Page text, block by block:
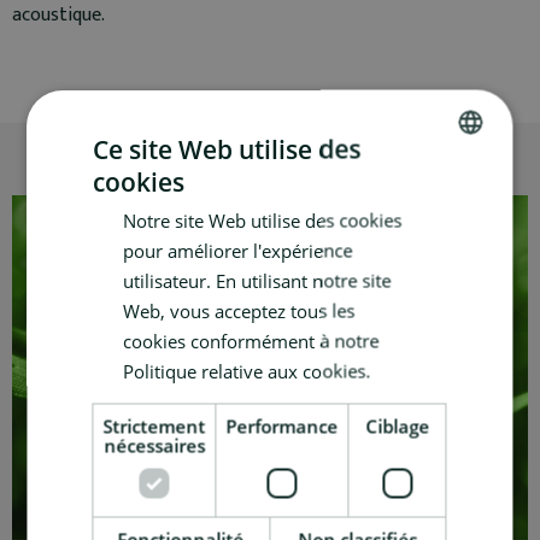
acoustique.
Ce site Web utilise des
cookies
Notre site Web utilise des cookies
pour améliorer l'expérience
utilisateur. En utilisant notre site
Web, vous acceptez tous les
cookies conformément à notre
Politique relative aux cookies.
Strictement
nécessaires
Performance Ciblage